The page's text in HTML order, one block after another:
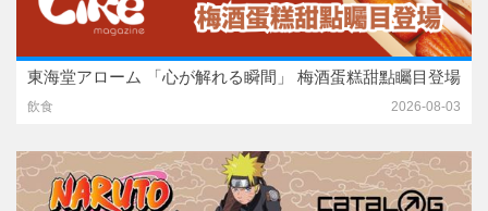
東海堂アローム 「心が解れる瞬間」 梅酒蛋糕甜點矚目登場
飲食 2026-08-03